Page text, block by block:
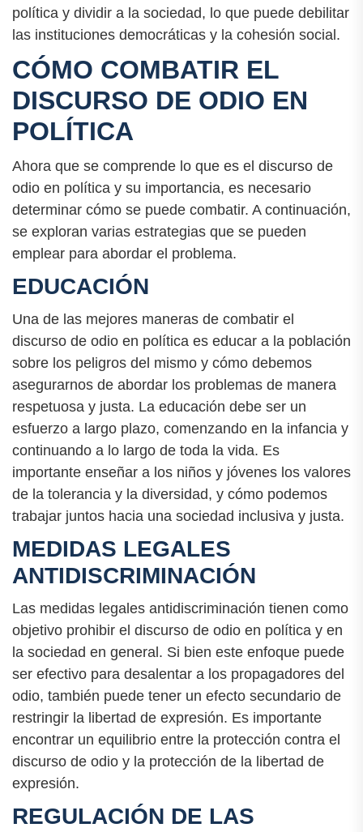
política y dividir a la sociedad, lo que puede debilitar
las instituciones democráticas y la cohesión social.
CÓMO COMBATIR EL
DISCURSO DE ODIO EN
POLÍTICA
Ahora que se comprende lo que es el discurso de
odio en política y su importancia, es necesario
determinar cómo se puede combatir. A continuación,
se exploran varias estrategias que se pueden
emplear para abordar el problema.
EDUCACIÓN
Una de las mejores maneras de combatir el
discurso de odio en política es educar a la población
sobre los peligros del mismo y cómo debemos
asegurarnos de abordar los problemas de manera
respetuosa y justa. La educación debe ser un
esfuerzo a largo plazo, comenzando en la infancia y
continuando a lo largo de toda la vida. Es
importante enseñar a los niños y jóvenes los valores
de la tolerancia y la diversidad, y cómo podemos
trabajar juntos hacia una sociedad inclusiva y justa.
MEDIDAS LEGALES
ANTIDISCRIMINACIÓN
Las medidas legales antidiscriminación tienen como
objetivo prohibir el discurso de odio en política y en
la sociedad en general. Si bien este enfoque puede
ser efectivo para desalentar a los propagadores del
odio, también puede tener un efecto secundario de
restringir la libertad de expresión. Es importante
encontrar un equilibrio entre la protección contra el
discurso de odio y la protección de la libertad de
expresión.
REGULACIÓN DE LAS